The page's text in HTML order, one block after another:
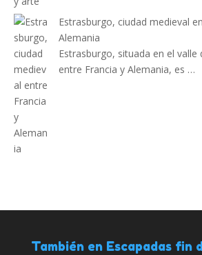
Estrasburgo, ciudad medieval
Alemania
Estrasburgo, situada en el valle
entre Francia y Alemania, es …
También en Escapadas fin